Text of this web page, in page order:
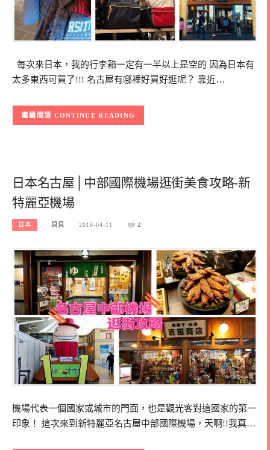
每次來日本，我的行李箱一定有一半以上是空的 因為日本有
太多東西可買了!!! 名古屋有哪裡好買好逛呢？ 靠近…
CONTINUE READING
日本名古屋│中部國際機場逛街美食攻略-新
特麗亞機場
日本 貝貝 2016-04-11 2
機場代表一個國家或城市的門面，也是觀光客對這國家的第一
印象！ 這次來到新特麗亞名古屋中部國際機場，天啊!!我真…